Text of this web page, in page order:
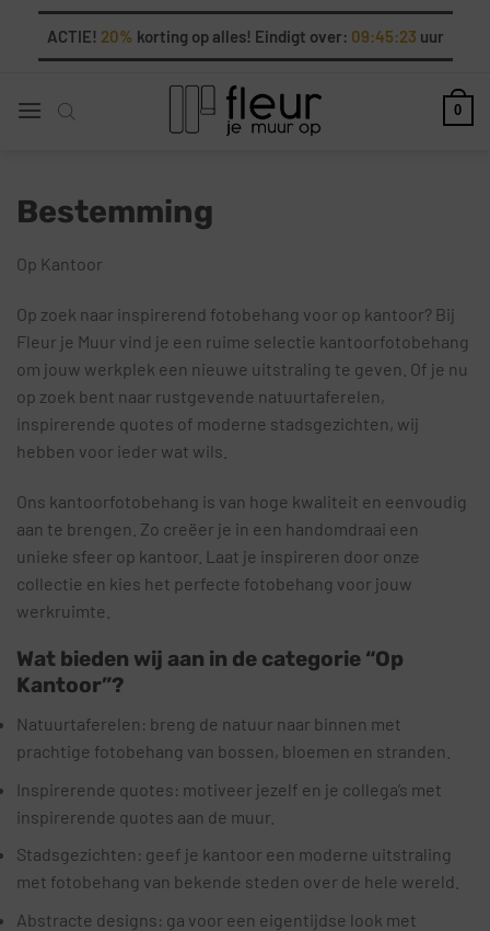
inhoud
ACTIE! 20% korting op alles! Eindigt over: 09:45:21uur
0
Bestemming
Op Kantoor
Op zoek naar inspirerend fotobehang voor op kantoor? Bij
Fleur je Muur vind je een ruime selectie kantoorfotobehang
om jouw werkplek een nieuwe uitstraling te geven. Of je nu
op zoek bent naar rustgevende natuurtaferelen,
inspirerende quotes of moderne stadsgezichten, wij
hebben voor ieder wat wils.
Ons kantoorfotobehang is van hoge kwaliteit en eenvoudig
aan te brengen. Zo creëer je in een handomdraai een
unieke sfeer op kantoor. Laat je inspireren door onze
collectie en kies het perfecte fotobehang voor jouw
werkruimte.
Wat bieden wij aan in de categorie “Op
Kantoor”?
Natuurtaferelen: breng de natuur naar binnen met
prachtige fotobehang van bossen, bloemen en stranden.
Inspirerende quotes: motiveer jezelf en je collega’s met
inspirerende quotes aan de muur.
Stadsgezichten: geef je kantoor een moderne uitstraling
met fotobehang van bekende steden over de hele wereld.
Abstracte designs: ga voor een eigentijdse look met